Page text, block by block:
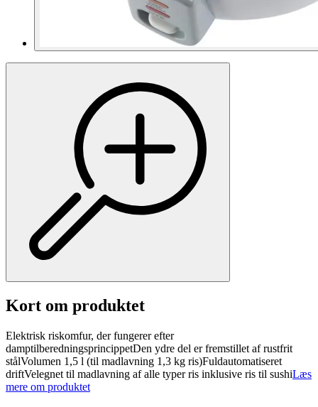
Kort om produktet
Elektrisk riskomfur, der fungerer efter
damptilberedningsprincippetDen ydre del er fremstillet af rustfrit
stålVolumen 1,5 l (til madlavning 1,3 kg ris)Fuldautomatiseret
driftVelegnet til madlavning af alle typer ris inklusive ris til sushiLæs
mere om produktet